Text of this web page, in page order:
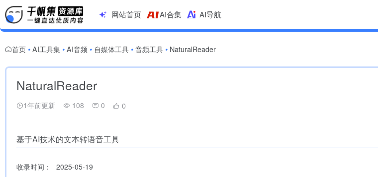
网站首页 AI合集 AI导航
首页 • AI工具集 • AI音频 • 自媒体工具 • 音频工具 • NaturalReader
NaturalReader
1年前更新 108 0 0
基于AI技术的文本转语音工具
收录时间： 2025-05-19